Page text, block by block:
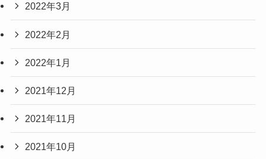
2022年3月
2022年2月
2022年1月
2021年12月
2021年11月
2021年10月